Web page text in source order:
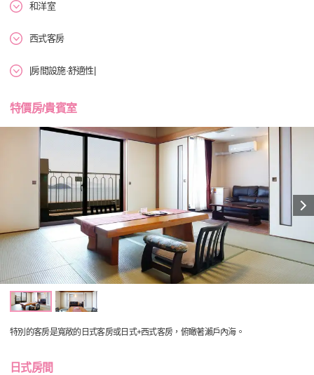
和洋室
西式客房
|房間設施·舒適性|
特價房/貴賓室
特別的客房是寬敞的日式客房或日式+西式客房，俯瞰著瀨戶內海。
日式房間